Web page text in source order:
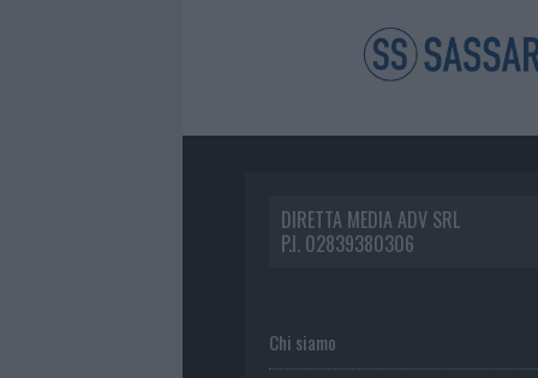
DIRETTA MEDIA ADV SRL
P.I. 02839380306
Chi siamo